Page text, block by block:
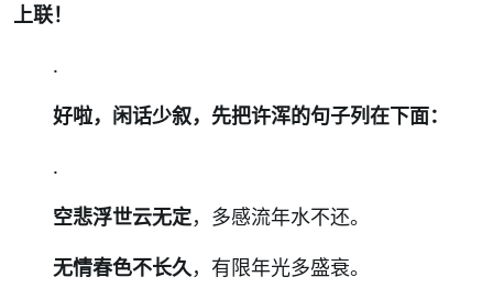
上联！
.
好啦，闲话少叙，先把许浑的句子列在下面：
.
空悲浮世云无定，多感流年水不还。
无情春色不长久，有限年光多盛衰。